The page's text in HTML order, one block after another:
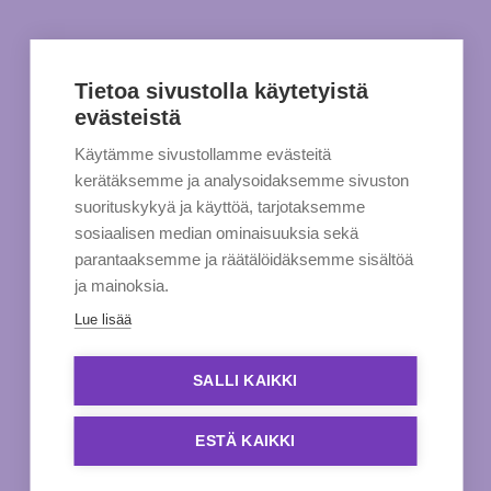
Tietoa sivustolla käytetyistä
evästeistä
Käytämme sivustollamme evästeitä
kerätäksemme ja analysoidaksemme sivuston
suorituskykyä ja käyttöä, tarjotaksemme
sosiaalisen median ominaisuuksia sekä
parantaaksemme ja räätälöidäksemme sisältöä
ja mainoksia.
Lue lisää
SALLI KAIKKI
ESTÄ KAIKKI